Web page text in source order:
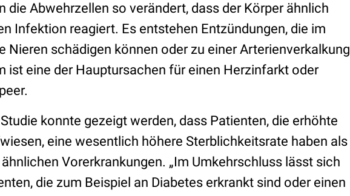
die Abwehrzellen so verändert, dass der Körper ähnlich
Infektion reagiert. Es entstehen Entzündungen, die im
Nieren schädigen können oder zu einer Arterienverkalkung
ist eine der Hauptursachen für einen Herzinfarkt oder
konnte gezeigt werden, dass Patienten, die erhöhte
eine wesentlich höhere Sterblichkeitsrate haben als
Vorerkrankungen. „Im Umkehrschluss lässt sich
die zum Beispiel an Diabetes erkrankt sind oder einen